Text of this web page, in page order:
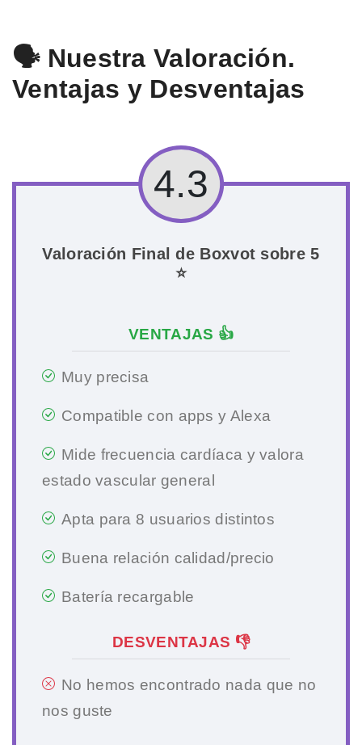
🗣️ Nuestra Valoración.
Ventajas y Desventajas
4.3
Valoración Final de Boxvot sobre 5
⭐
VENTAJAS 👍
Muy precisa
Compatible con apps y Alexa
Mide frecuencia cardíaca y valora
estado vascular general
Apta para 8 usuarios distintos
Buena relación calidad/precio
Batería recargable
DESVENTAJAS 👎
No hemos encontrado nada que no
nos guste